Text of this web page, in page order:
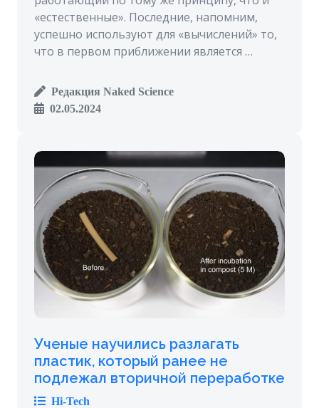
«естественные». Последние, напомним,
успешно используют для «вычислений» то,
что в первом приближении является …
Редакция Naked Science
02.05.2024
Ученые научились разлагать
пластик, который ранее не
подлежал вторичной переработке
Hi-Tech